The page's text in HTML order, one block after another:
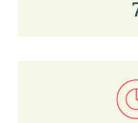
Bekijk in